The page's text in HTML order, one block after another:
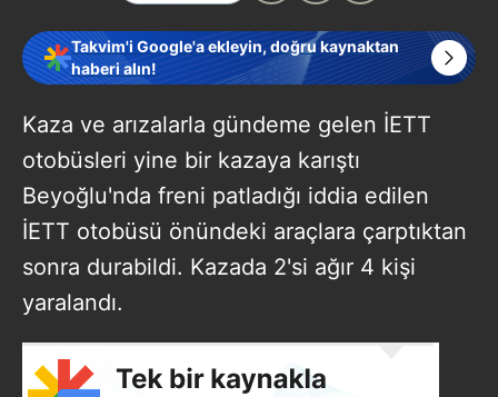
Takvim'i Google'a ekleyin, doğru kaynaktan
haberi alın!
Kaza ve arızalarla gündeme gelen İETT
otobüsleri yine bir kazaya karıştı
Beyoğlu'nda freni patladığı iddia edilen
İETT otobüsü önündeki araçlara çarptıktan
sonra durabildi. Kazada 2'si ağır 4 kişi
yaralandı.